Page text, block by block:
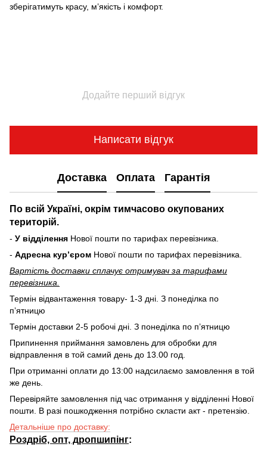
зберігатимуть красу, м’якість і комфорт.
Додайте перший відгук
Написати відгук
Доставка Оплата Гарантія
По всій Україні, окрім тимчасово окупованих
територій.
- У відділення Нової пошти по тарифах перевізника.
- Адресна курʼєром Нової пошти по тарифах перевізника.
Вартість доставки cплачує отримувач за тарифами
перевізника.
Термін відвантаження товару- 1-3 дні. З понеділка по
пʼятницю
Термін доставки 2-5 робочі дні. З понеділка по пʼятницю
Припинення приймання замовлень для обробки для
відправлення в той самий день до 13.00 год.
При отриманні оплати до 13:00 надсилаємо замовлення в той
же день.
Перевіряйте замовлення під час отримання у відділенні Нової
пошти. В разі пошкодження потрібно скласти акт - претензію.
Детальніше про доставку:
Роздріб, опт, дропшипінг: